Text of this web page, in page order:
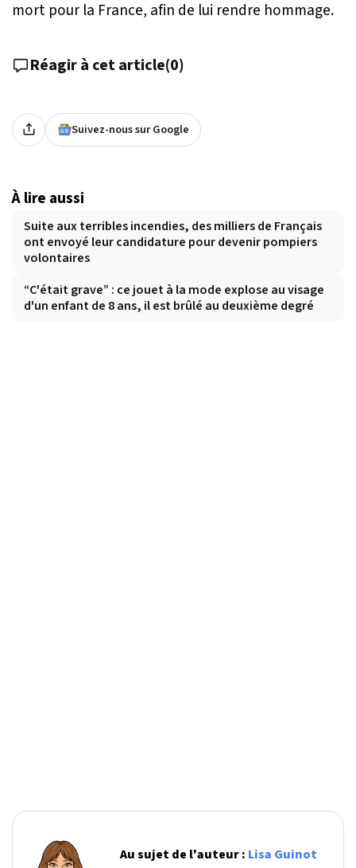
mort pour la France, afin de lui rendre hommage.
Réagir à cet article(0)
Suivez-nous sur Google
À lire aussi
Suite aux terribles incendies, des milliers de Français
ont envoyé leur candidature pour devenir pompiers
volontaires
“C'était grave” : ce jouet à la mode explose au visage
d'un enfant de 8 ans, il est brûlé au deuxième degré
Au sujet de l'auteur : Lisa Guinot